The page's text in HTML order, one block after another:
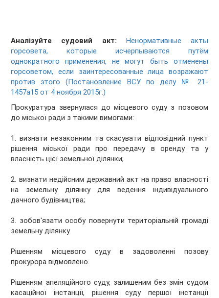
Аналізуйте судовий акт:
Ненормативные акты
горсовета, которые исчерпываются путём
однократного применения, не могут быть отменены
горсоветом, если заинтересованные лица возражают
против этого (Постановление ВСУ по делу № 21-
1457а15 от 4 ноября 2015г.)
Прокуратура звернулася до місцевого суду з позовом
до міської ради з такими вимогами:
1. визнати незаконним та скасувати відповідний пункт
рішення міської ради про передачу в оренду та у
власність цієї земельної ділянки;
2. визнати недійсним державний акт на право власності
на земельну ділянку для ведення індивідуального
дачного будівництва;
3. зобов'язати особу повернути територіальній громаді
земельну ділянку.
Рішенням місцевого суду в задоволенні позову
прокурора відмовлено.
Рішенням апеляційного суду, залишеним без змін судом
касаційної інстанції, рішення суду першої інстанції